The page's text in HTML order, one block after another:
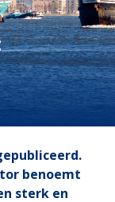
benoemt
sterk en